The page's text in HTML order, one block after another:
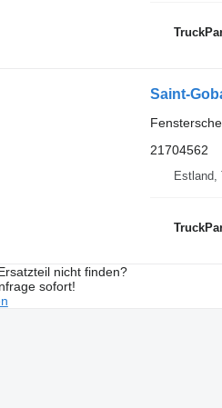
Saint-
21704562
Estland,
nicht finden?
sofort!